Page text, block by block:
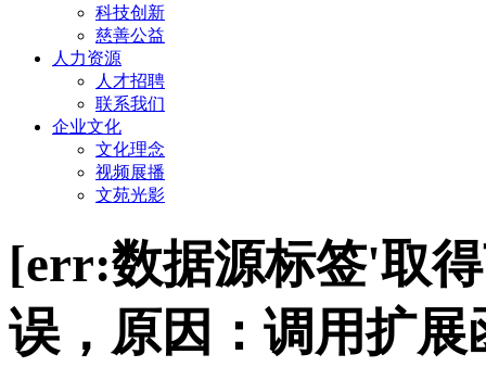
科技创新
慈善公益
人力资源
人才招聘
联系我们
企业文化
文化理念
视频展播
文苑光影
[err:数据源标签'取
误，原因：调用扩展